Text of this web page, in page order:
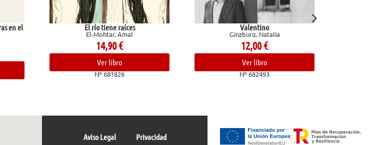
en el
El río tiene raíces
El-Mohtar, Amal
14,90€
Ver libro
Nº 681826
Valentino
Ginzburg, Natalia
12,00€
Ver libro
Nº 682493
Aviso Legal Privacidad